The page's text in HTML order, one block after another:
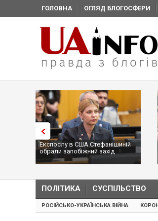
ГОЛОВНА ОГЛЯД БЛОГОСФЕРИ
Експослу в США Стефанішиній
обрали запобіжний захід
ПОЛІТИКА СУСПІЛЬСТВО
РОСІЙСЬКО-УКРАЇНСЬКА ВІЙНА